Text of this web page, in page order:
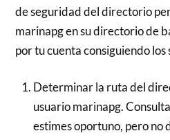
de seguridad del directorio
marinapg en su directorio de
por tu cuenta consiguiendo
Determinar la ruta del
usuario marinapg.
estimes oportuno, pero no